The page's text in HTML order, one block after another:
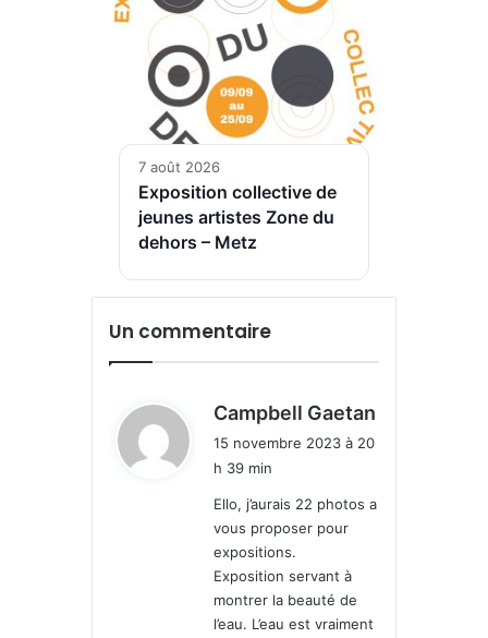
7 août 2026
Exposition collective de
jeunes artistes Zone du
dehors – Metz
Un commentaire
Campbell Gaetan
:
15 novembre 2023 à 20
h 39 min
Ello, j’aurais 22 photos a
vous proposer pour
expositions.
Exposition servant à
montrer la beauté de
l’eau. L’eau est vraiment